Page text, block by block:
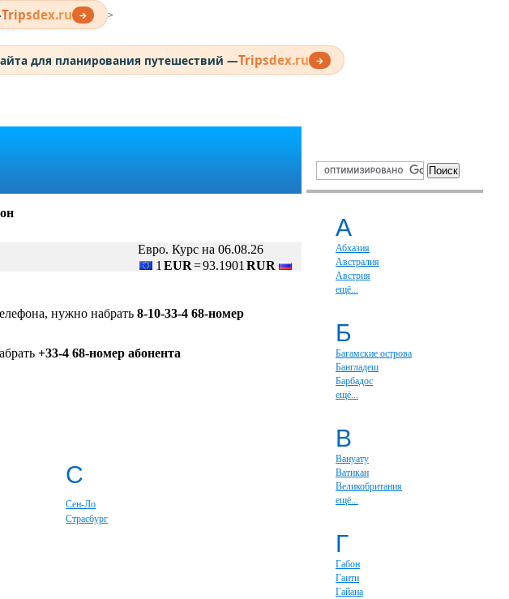
Tripsdex.ru → >
для планирования путешествий —Tripsdex.ru →
Евро. Курс на 06.08.26
1 EUR=93.1901 RUR
нужно набрать 8-10-33-4 68-номер
+33-4 68-номер абонента
С
Сен-Ло
Страсбург
А
Абхазия
Австралия
Австрия
ещё...
Б
Багамские острова
Бангладеш
Барбадос
ещё...
В
Вануату
Ватикан
Великобритания
ещё...
Г
Габон
Гаити
Гайана